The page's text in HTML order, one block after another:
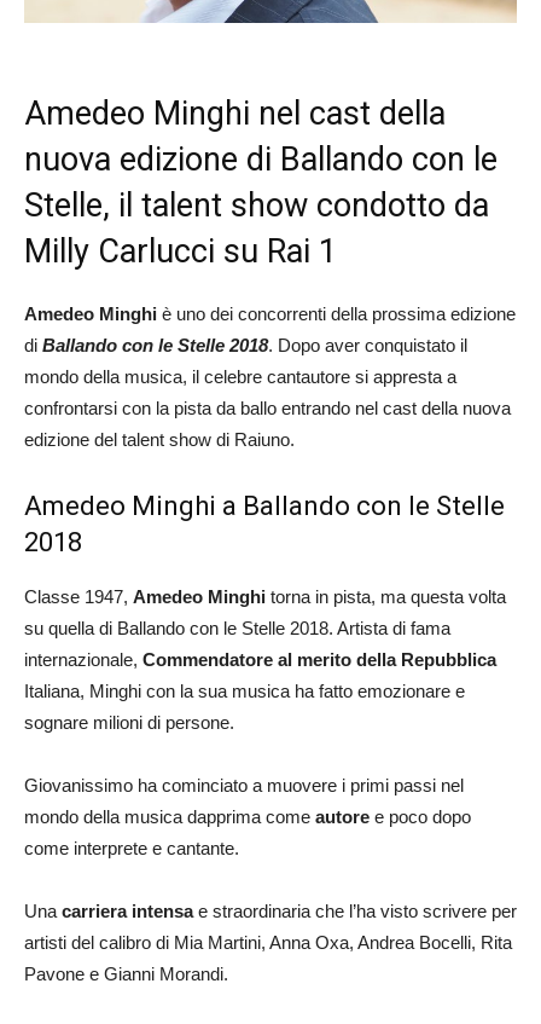
Amedeo Minghi nel cast della
nuova edizione di Ballando con le
Stelle, il talent show condotto da
Milly Carlucci su Rai 1
Amedeo Minghi è uno dei concorrenti della prossima edizione
di Ballando con le Stelle 2018. Dopo aver conquistato il
mondo della musica, il celebre cantautore si appresta a
confrontarsi con la pista da ballo entrando nel cast della nuova
edizione del talent show di Raiuno.
Amedeo Minghi a Ballando con le Stelle
2018
Classe 1947, Amedeo Minghi torna in pista, ma questa volta
su quella di Ballando con le Stelle 2018. Artista di fama
internazionale, Commendatore al merito della Repubblica
Italiana, Minghi con la sua musica ha fatto emozionare e
sognare milioni di persone.
Giovanissimo ha cominciato a muovere i primi passi nel
mondo della musica dapprima come autore e poco dopo
come interprete e cantante.
Una carriera intensae straordinaria che l’ha visto scrivere per
artisti del calibro di Mia Martini, Anna Oxa, Andrea Bocelli, Rita
Pavone e Gianni Morandi.